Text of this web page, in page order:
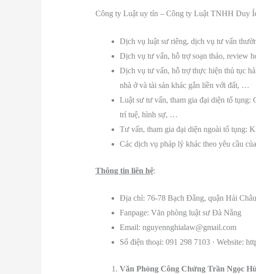
Công ty Luật uy tín – Công ty Luật TNHH Duy
Dịch vụ luật sư riêng, dịch vụ tư vấn
Dịch vụ tư vấn, hỗ trợ soạn thảo, review
Dịch vụ tư vấn, hỗ trợ thực hiện thủ tục
nhà ở và tài sản khác gắn liền với đất, …
Luật sư tư vấn, tham gia đại diện tố tụng:
trí tuệ, hình sự, …
Tư vấn, tham gia đại diện ngoài tố tụng:
Các dịch vụ pháp lý khác theo yêu cầu
Thông tin liên hệ:
Địa chỉ: 76-78 Bạch Đằng, quận Hải
Fanpage: Văn phòng luật sư Đà Nẵng
Email: nguyennghialaw@gmail.com
Số điện thoại: 091 298 7103 · Website:
Văn Phòng Công Chứng Trần Ngọc